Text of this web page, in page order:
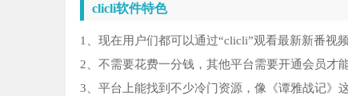
clicli软件特色
1、现在用户们都可以通过“clicli”观看最新新番视
2、不需要花费一分钱，其他平台需要开通会员才
3、平台上能找到不少冷门资源，像《谭雅战记》